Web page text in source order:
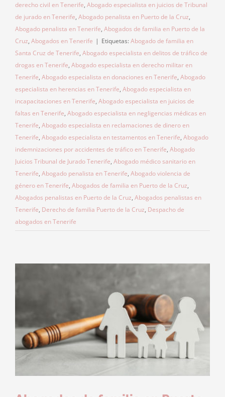
derecho civil en Tenerife, Abogado especialista en juicios de Tribunal
de jurado en Tenerife, Abogado penalista en Puerto de la Cruz,
Abogado penalista en Tenerife, Abogados de familia en Puerto de la
Cruz, Abogados en Tenerife | Etiquetas: Abogado de familia en
Santa Cruz de Tenerife, Abogado especialista en delitos de tráfico de
drogas en Tenerife, Abogado especialista en derecho militar en
Tenerife, Abogado especialista en donaciones en Tenerife, Abogado
especialista en herencias en Tenerife, Abogado especialista en
incapacitaciones en Tenerife, Abogado especialista en juicios de
faltas en Tenerife, Abogado especialista en negligencias médicas en
Tenerife, Abogado especialista en reclamaciones de dinero en
Tenerife, Abogado especialista en testamentos en Tenerife, Abogado
indemnizaciones por accidentes de tráfico en Tenerife, Abogado
Juicios Tribunal de Jurado Tenerife, Abogado médico sanitario en
Tenerife, Abogado penalista en Tenerife, Abogado violencia de
género en Tenerife, Abogados de familia en Puerto de la Cruz,
Abogados penalistas en Puerto de la Cruz, Abogados penalistas en
Tenerife, Derecho de familia Puerto de la Cruz, Despacho de
abogados en Tenerife